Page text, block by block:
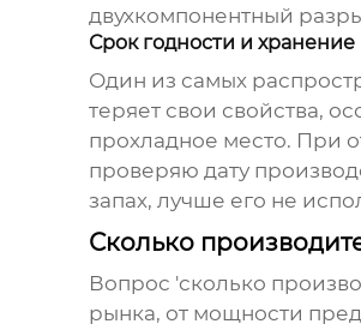
двухкомпонентный
Срок годности и хранение
Один из самых
теряет свои свойства,
прохладное место. При
проверяю дату
запах, лучше его не
Сколько
Вопрос 'сколько
рынка, от мощности